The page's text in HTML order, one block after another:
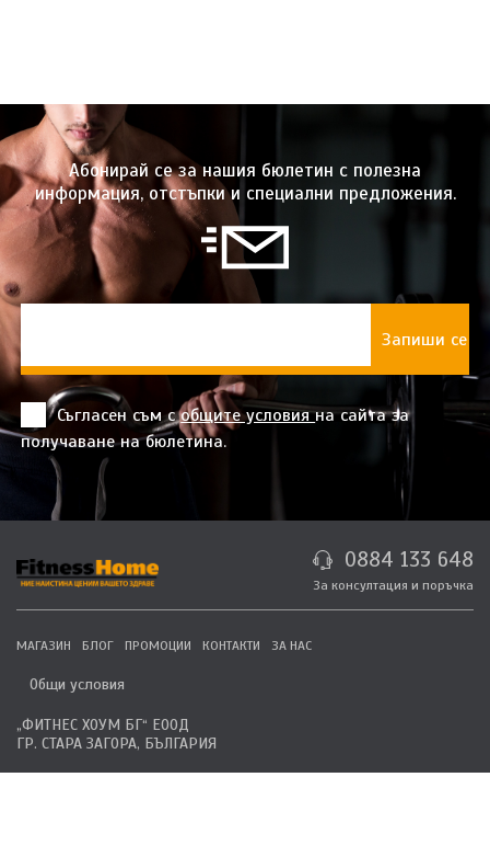
Абонирай се за нашия бюлетин с полезна
информация, отстъпки и специални предложения.
Съгласен съм собщите условияна сайта за
получаване на бюлетина.
0884 133 648
За консултация и поръчка
МАГАЗИН БЛОГ ПРОМОЦИИ КОНТАКТИ ЗА НАС
Общи условия
„ФИТНЕС ХОУМ БГ“ ЕООД
ГР. СТАРА ЗАГОРА, БЪЛГАРИЯ